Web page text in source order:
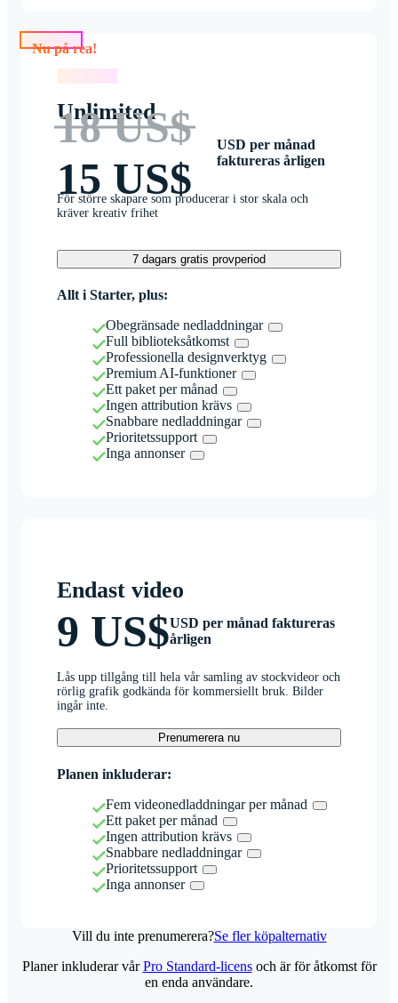
Nu på rea!
Unlimited
18 US$
15 US$
USD per månad
faktureras årligen
För större skapare som producerar i stor skala och
kräver kreativ frihet
7 dagars gratis provperiod
Allt i Starter, plus:
Obegränsade nedladdningar
Full biblioteksåtkomst
Professionella designverktyg
Premium AI-funktioner
Ett paket per månad
Ingen attribution krävs
Snabbare nedladdningar
Prioritetssupport
Inga annonser
Endast video
9 US$USD per månad faktureras
årligen
Lås upp tillgång till hela vår samling av stockvideor och
rörlig grafik godkända för kommersiellt bruk. Bilder
ingår inte.
Prenumerera nu
Planen inkluderar:
Fem videonedladdningar per månad
Ett paket per månad
Ingen attribution krävs
Snabbare nedladdningar
Prioritetssupport
Inga annonser
Vill du inte prenumerera?Se fler köpalternativ
Planer inkluderar vårPro Standard-licensoch är för åtkomst för
en enda användare.